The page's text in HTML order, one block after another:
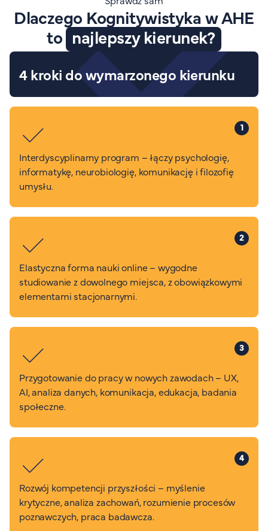
Dlaczego Kognitywistyka w AHE
to najlepszy kierunek?
4 kroki do wymarzonego kierunku
1
Interdyscyplinarny program – łączy psychologię,
informatykę, neurobiologię, komunikację i filozofię
umysłu.
2
Elastyczna forma nauki online – wygodne
studiowanie z dowolnego miejsca, z obowiązkowymi
elementami stacjonarnymi.
3
Przygotowanie do pracy w nowych zawodach – UX,
AI, analiza danych, komunikacja, edukacja, badania
społeczne.
4
Rozwój kompetencji przyszłości – myślenie
krytyczne, analiza zachowań, rozumienie procesów
poznawczych, praca badawcza.